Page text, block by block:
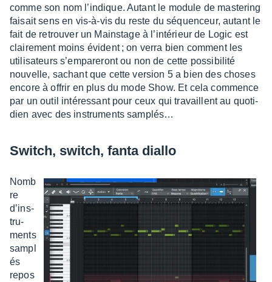
comme son nom l’in­dique. Autant le module de maste­ring
faisait sens en vis-à-vis du reste du séquen­ceur, autant le
fait de retrou­ver un Mains­tage à l’in­té­rieur de Logic est
clai­re­ment moins évident ; on verra bien comment les
utili­sa­teurs s’em­pa­re­ront ou non de cette possi­bi­lité
nouvelle, sachant que cette version 5 a bien des choses
encore à offrir en plus du mode Show. Et cela commence
par un outil inté­res­sant pour ceux qui travaillent au quoti­
dien avec des instru­ments samplés…
Switch, switch, fanta diallo
Nomb
re
d’ins­
tru­
ments
sampl
és
repos